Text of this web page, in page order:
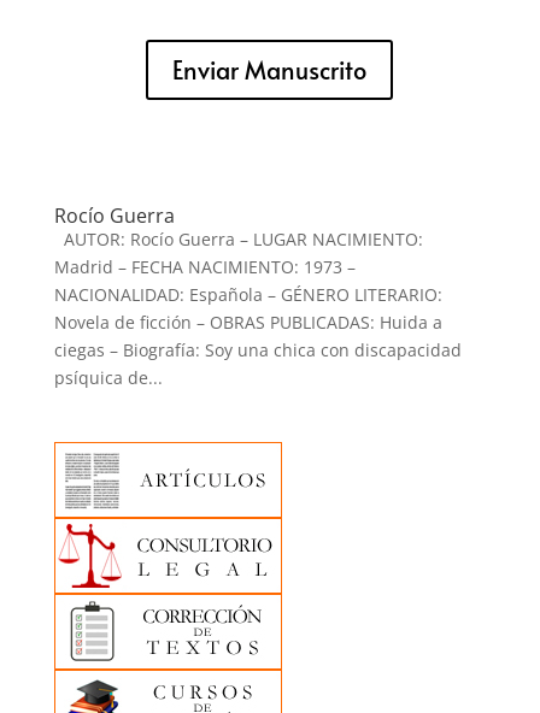
Enviar Manuscrito
Rocío Guerra
AUTOR: Rocío Guerra – LUGAR NACIMIENTO:
Madrid – FECHA NACIMIENTO: 1973 –
NACIONALIDAD: Española – GÉNERO LITERARIO:
Novela de ficción – OBRAS PUBLICADAS: Huida a
ciegas – Biografía: Soy una chica con discapacidad
psíquica de...